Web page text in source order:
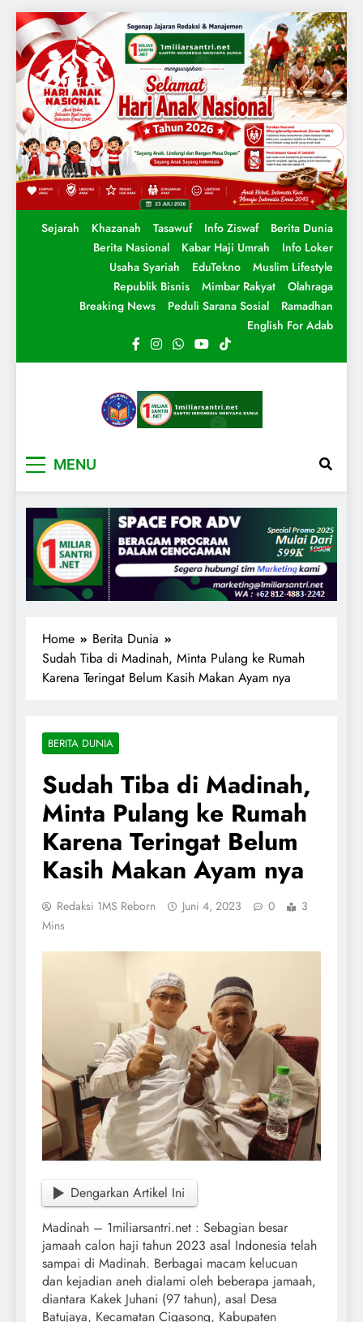
Sejarah Khazanah Tasawuf Info Ziswaf
Berita Dunia
Berita Nasional
Kabar Haji Umrah
Info Loker
Usaha Syariah
EduTekno
Muslim Lifestyle
Republik Bisnis
Mimbar Rakyat
Olahraga
Breaking News
Peduli Sarana Sosial
Ramadhan
English For Adab
MENU
Home
Berita Dunia
Sudah Tiba di Madinah, Minta Pulang ke Rumah
Karena Teringat Belum Kasih Makan Ayam nya
BERITA DUNIA
Sudah Tiba di Madinah,
Minta Pulang ke Rumah
Karena Teringat Belum
Kasih Makan Ayam nya
Redaksi 1MS Reborn Juni 4, 2023 0
3
Mins
Dengarkan Artikel Ini
Madinah – 1miliarsantri.net : Sebagian besar
jamaah calon haji tahun 2023 asal Indonesia telah
sampai di Madinah. Berbagai macam kelucuan
dan kejadian aneh dialami oleh beberapa jamaah,
diantara Kakek Juhani (97 tahun), asal Desa
Batujaya, Kecamatan Cigasong, Kabupaten